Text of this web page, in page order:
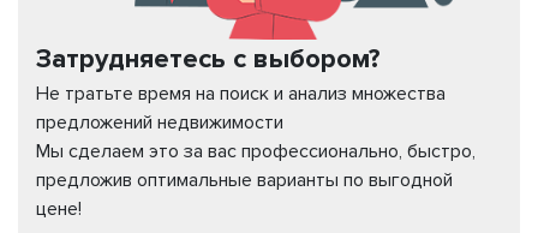
Затрудняетесь с выбором?
Не тратьте время на поиск и анализ множества
предложений недвижимости
Мы сделаем это за вас профессионально, быстро,
предложив оптимальные варианты по выгодной
цене!